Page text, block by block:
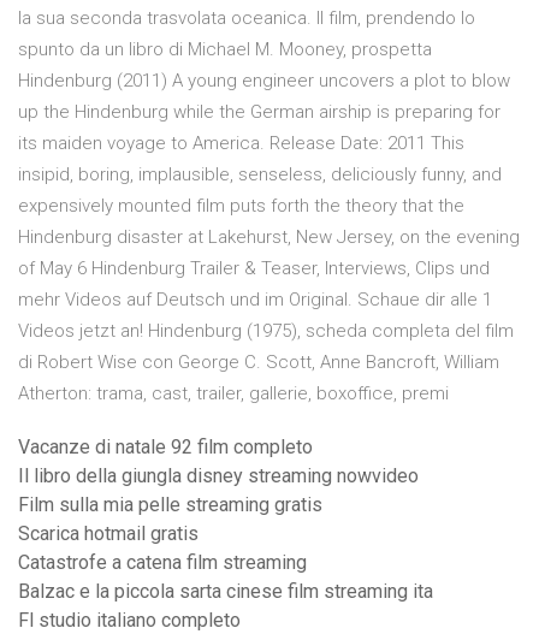
la sua seconda trasvolata oceanica. Il film, prendendo lo
spunto da un libro di Michael M. Mooney, prospetta
Hindenburg (2011) A young engineer uncovers a plot to blow
up the Hindenburg while the German airship is preparing for
its maiden voyage to America. Release Date: 2011 This
insipid, boring, implausible, senseless, deliciously funny, and
expensively mounted film puts forth the theory that the
Hindenburg disaster at Lakehurst, New Jersey, on the evening
of May 6 Hindenburg Trailer & Teaser, Interviews, Clips und
mehr Videos auf Deutsch und im Original. Schaue dir alle 1
Videos jetzt an! Hindenburg (1975), scheda completa del film
di Robert Wise con George C. Scott, Anne Bancroft, William
Atherton: trama, cast, trailer, gallerie, boxoffice, premi
Vacanze di natale 92 film completo
Il libro della giungla disney streaming nowvideo
Film sulla mia pelle streaming gratis
Scarica hotmail gratis
Catastrofe a catena film streaming
Balzac e la piccola sarta cinese film streaming ita
Fl studio italiano completo